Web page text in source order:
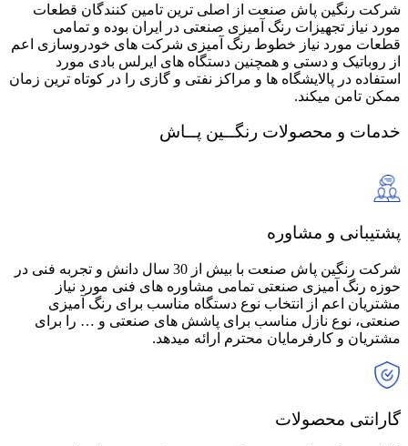
شرکت رنگین پاش صنعت از اصلی ترین تامین کنندگان قطعات
مورد نیاز تجهیزات رنگ آمیزی صنعتی در ایران بوده و تمامی
قطعات مورد نیاز خطوط رنگ آمیزی شرکت های خودروسازی اعم
از روباتیک و دستی و همچنین دستگاه های ایرلس بادی مورد
استفاده در پالایشگاه ها و مراکز نفتی و گازی را در کوتاه ترین زمان
ممکن تامن میکند.
خدمات و محصولات رنگــین پــاش
پشتیبانی و مشاوره
شرکت رنگین پاش صنعت با بیش از 30 سال دانش و تجربه فنی در
حوزه رنگ آمیزی صنعتی تمامی مشاوره های فنی مورد نیاز
مشتریان اعم از انتخاب نوع دستگاه مناسب برای رنگ آمیزی
صنعتی، نوع نازل مناسب برای پاشش های صنعتی و … را برای
مشتریان و کارفرمایان محترم ارائه میدهد.
گارانتی محصولات